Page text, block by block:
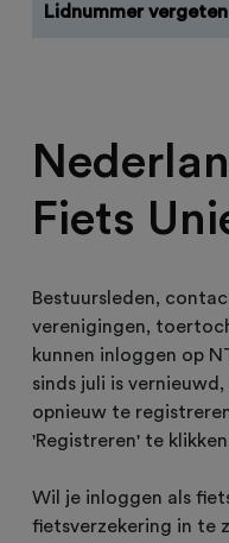
Lidnummer vergeten
Fiets
Bestuursleden,
verenigingen,
kunnen inloggen op
sinds juli is
opnieuw te
'Registreren' te
Wil je inloggen als
fietsverzekering in te